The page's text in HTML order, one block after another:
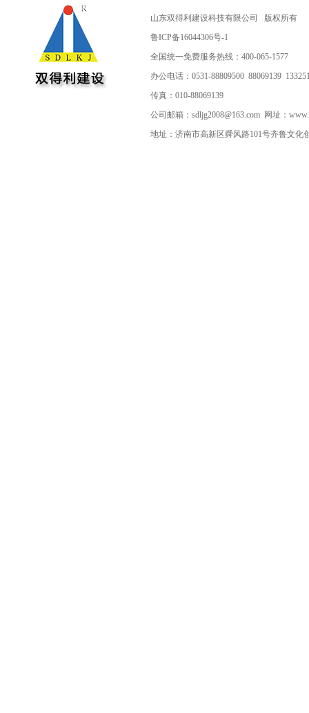
山东双得利建设科技有限公司 版权所有
鲁ICP备16044306号-1
全国统一免费服务热线：400-065-1577
办公电话：0531-88809500 88069139
传真：010-88069139
公司邮箱：sdljg2008@163.com 网址：
地址：济南市高新区舜风路101号齐鲁文化